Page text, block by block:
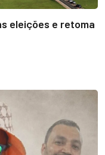
eleições e retoma